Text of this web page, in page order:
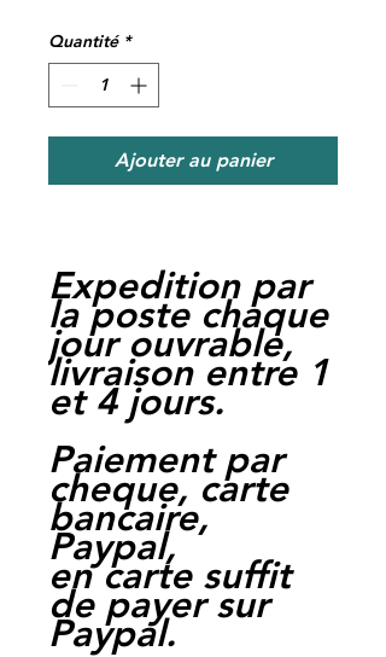
Quantité *
Ajouter au panier
Expedition par
la poste chaque
jour ouvrable,
livraison entre 1
et 4 jours.
Paiement par
cheque, carte
bancaire,
Paypal,
en carte suffit
de payer sur
Paypal.